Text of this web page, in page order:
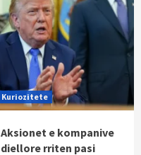
Kuriozitete
Aksionet e kompanive
diellore rriten pasi